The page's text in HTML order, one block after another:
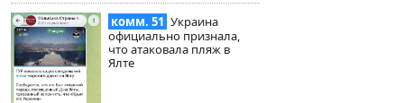
комм. 51 Украина
официально признала,
что атаковала пляж в
Ялте